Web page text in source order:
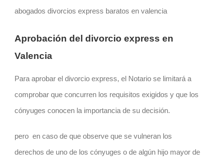
abogados divorcios express baratos en valencia
Aprobación del divorcio express en
Valencia
Para aprobar el divorcio express, el Notario se limitará a
comprobar que concurren los requisitos exigidos y que los
cónyuges conocen la importancia de su decisión.
pero en caso de que observe que se vulneran los
derechos de uno de los cónyuges o de algún hijo mayor de